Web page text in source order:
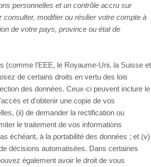
personnelles et un contrôle accru sur
consulter, modifier ou résilier votre compte à
de votre pays, province ou état de
(comme l'EEE, le Royaume-Uni, la Suisse et
de certains droits en vertu des lois
des données. Ceux-ci peuvent inclure le
et d'obtenir une copie de vos
(ii) de demander la rectification ou
le traitement de vos informations
échéant, à la portabilité des données ; et (v)
décisions automatisées. Dans certaines
également avoir le droit de vous